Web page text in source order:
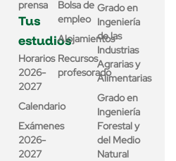
prensa
Tus
estudios
Horarios
2026-
2027
Calendario
Exámenes
2026-
2027
Bolsa de
empleo
Alojamientos
Recursos
profesorado
Grado en
Ingeniería
de las
Industrias
Agrarias y
Alimentarias
Grado en
Ingeniería
Forestal y
del Medio
Natural